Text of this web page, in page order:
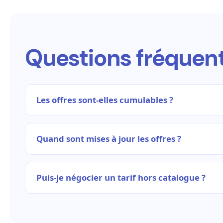
Questions
Les offres sont-elles cumulables ?
Quand sont mises à jour les offres ?
Puis-je négocier un tarif hors catalogue ?